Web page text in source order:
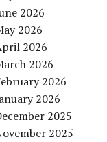
2026
2026
2026
2026
2026
2026
2025
2025